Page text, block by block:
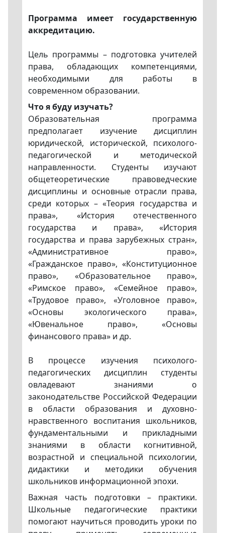
Программа имеет государственную
аккредитацию.
Цель программы – подготовка учителей
права, обладающих компетенциями,
необходимыми для работы в
современном образовании.
Что я буду изучать?
Образовательная программа
предполагает изучение дисциплин
юридической, исторической, психолого-
педагогической и методической
направленности. Студенты изучают
общетеоретические правоведческие
дисциплины и основные отрасли права,
среди которых – «Теория государства и
права», «История отечественного
государства и права», «История
государства и права зарубежных стран»,
«Административное право»,
«Гражданское право», «Конституционное
право», «Образовательное право»,
«Римское право», «Семейное право»,
«Трудовое право», «Уголовное право»,
«Основы экологического права»,
«Ювенальное право», «Основы
финансового права» и др.
В процессе изучения психолого-
педагогических дисциплин студенты
овладевают знаниями о
законодательстве Российской Федерации
в области образования и духовно-
нравственного воспитания школьников,
фундаментальными и прикладными
знаниями в области когнитивной,
возрастной и специальной психологии,
дидактики и методики обучения
школьников информационной эпохи.
Важная часть подготовки – практики.
Школьные педагогические практики
помогают научиться проводить уроки по